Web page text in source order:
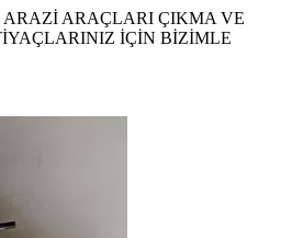
ARAÇLARI ÇIKMA VE
İÇİN BİZİMLE